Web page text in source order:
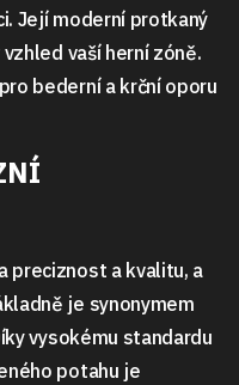
Její moderní protkaný
vaší herní zóně.
bederní a krční oporu
preciznost a kvalitu, a
je synonymem
vysokému standardu
potahu je